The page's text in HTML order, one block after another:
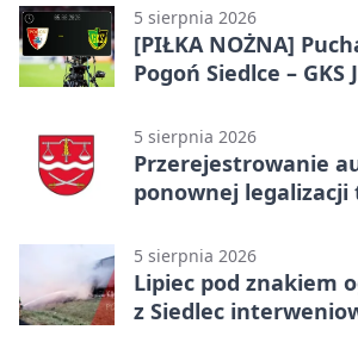
5 sierpnia 2026
[PIŁKA NOŻNA]
Pogoń Siedlce – GKS
5 sierpnia 2026
Przerejestrowanie
ponownej legalizacji
5 sierpnia 2026
Lipiec pod znakiem
z Siedlec